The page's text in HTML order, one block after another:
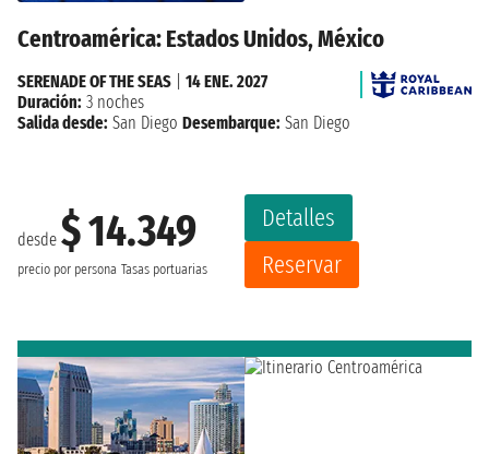
Centroamérica: Estados Unidos, México
desde $ 14.349
precio por persona Tasas portuarias
Detalles
Reservar
SERENADE OF THE SEAS
14 ENE. 2027
Duración: 3 noches
Salida desde: San Diego Desembarque: San Diego